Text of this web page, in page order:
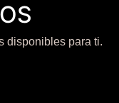
disponibles para ti.